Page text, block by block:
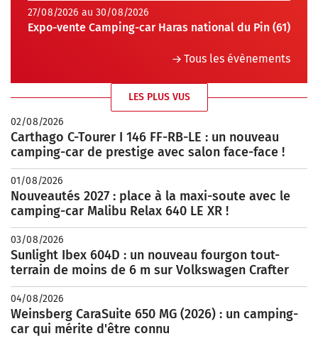
27/08/2026 au 30/08/2026
Expo-vente Camping-car Haras national du Pin (61)
Tous les évènements
LES PLUS VUS
02/08/2026
Carthago C-Tourer I 146 FF-RB-LE : un nouveau
camping-car de prestige avec salon face-face !
01/08/2026
Nouveautés 2027 : place à la maxi-soute avec le
camping-car Malibu Relax 640 LE XR !
03/08/2026
Sunlight Ibex 604D : un nouveau fourgon tout-
terrain de moins de 6 m sur Volkswagen Crafter
04/08/2026
Weinsberg CaraSuite 650 MG (2026) : un camping-
car qui mérite d'être connu